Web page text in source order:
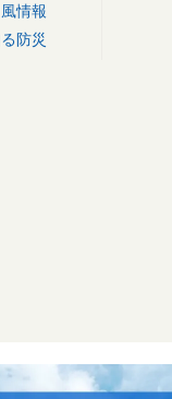
情報
防災